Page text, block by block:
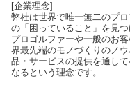
[企業理念]
弊社は世界で唯一無二のプ
の「困っていること」を見
プロゴルファーや一般のお
界最先端のモノづくりのノ
品・サービスの提供を通し
なるという理念です。